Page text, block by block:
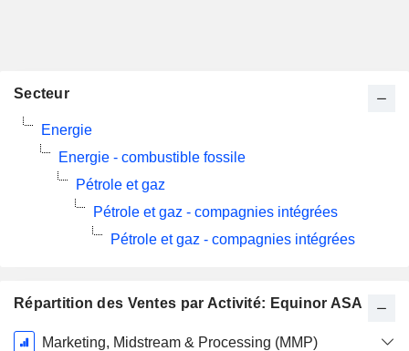
Répartition des Ventes par Activité: Equinor ASA
Période
Marketing, Midstream & Processing (MMP)
Secteur
Energie
Energie - combustible fossile
Pétrole et gaz
Pétrole et gaz - compagnies intégrées
Pétrole et gaz - compagnies intégrées